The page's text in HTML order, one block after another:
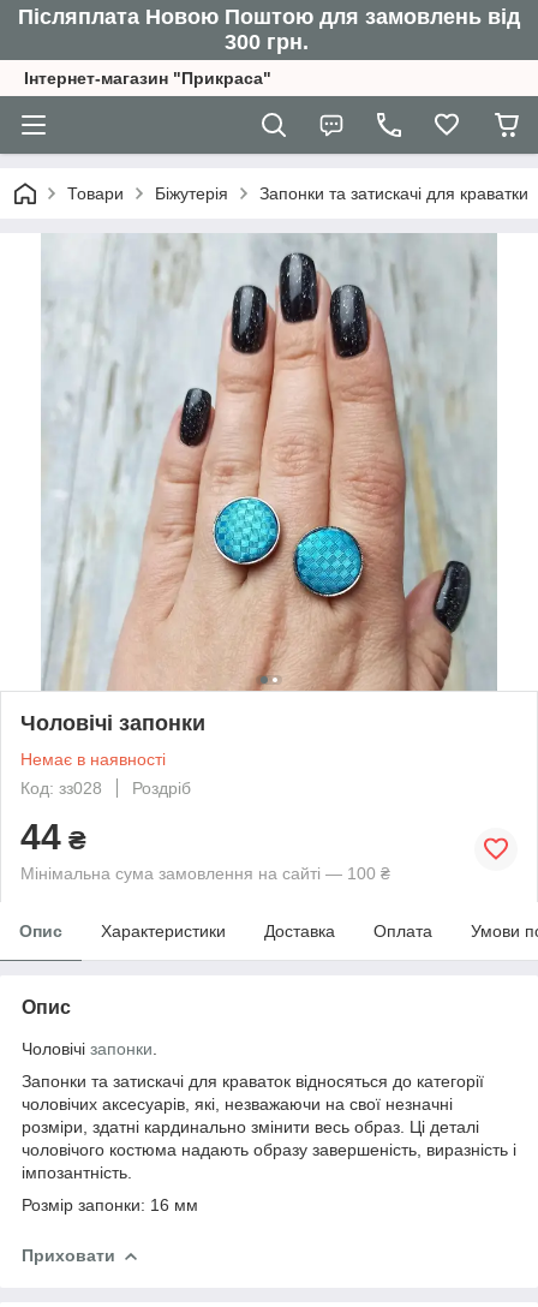
Післяплата Новою Поштою для замовлень від
300 грн.
Інтернет-магазин "Прикраса"
Товари Біжутерія Запонки та затискачі для краватки
Чоловічі запонки
Немає в наявності
Код: зз028
Роздріб
44 ₴
Мінімальна сума замовлення на сайті — 100 ₴
Опис Характеристики Доставка Оплата Умови
Опис
Чоловічі запонки
Запонки та затискачі для краваток відносяться до категорії
чоловічих аксесуарів, які, незважаючи на свої незначні
розміри, здатні кардинально змінити весь образ. Ці деталі
чоловічого костюма надають образу завершеність, виразність і
імпозантність.
Розмір запонки: 16 мм
Приховати